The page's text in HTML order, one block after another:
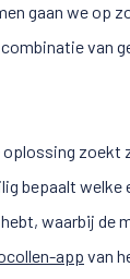
gaan we op
van
oplossing zoekt
bepaalt
waarbij de
app van